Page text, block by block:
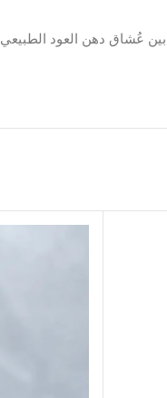
بين عُشاق دهن العود الطبيعي